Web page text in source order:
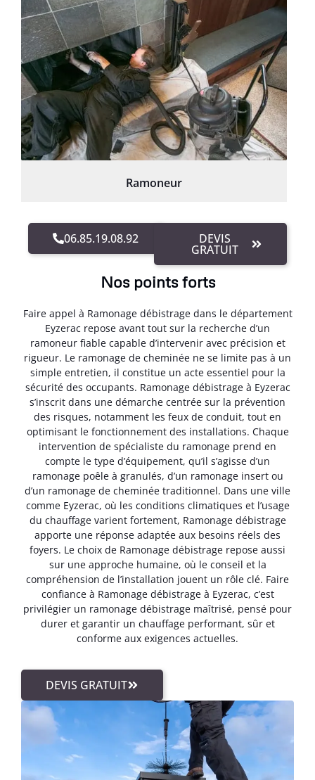
Ramoneur
06.85.19.08.92 DEVIS
GRATUIT
Nos points forts
Faire appel à Ramonage débistrage dans le département
Eyzerac repose avant tout sur la recherche d’un
ramoneur fiable capable d’intervenir avec précision et
rigueur. Le ramonage de cheminée ne se limite pas à un
simple entretien, il constitue un acte essentiel pour la
sécurité des occupants. Ramonage débistrage à Eyzerac
s’inscrit dans une démarche centrée sur la prévention
des risques, notamment les feux de conduit, tout en
optimisant le fonctionnement des installations. Chaque
intervention de spécialiste du ramonage prend en
compte le type d’équipement, qu’il s’agisse d’un
ramonage poêle à granulés, d’un ramonage insert ou
d’un ramonage de cheminée traditionnel. Dans une ville
comme Eyzerac, où les conditions climatiques et l’usage
du chauffage varient fortement, Ramonage débistrage
apporte une réponse adaptée aux besoins réels des
foyers. Le choix de Ramonage débistrage repose aussi
sur une approche humaine, où le conseil et la
compréhension de l’installation jouent un rôle clé. Faire
confiance à Ramonage débistrage à Eyzerac, c’est
privilégier un ramonage débistrage maîtrisé, pensé pour
durer et garantir un chauffage performant, sûr et
conforme aux exigences actuelles.
DEVIS GRATUIT